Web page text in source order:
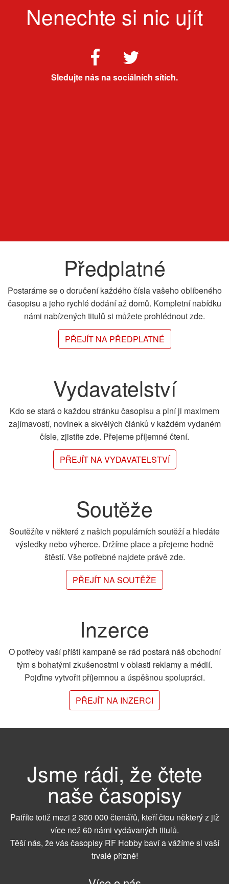
Nenechte si nic ujít
Sledujte nás na sociálních sítích.
Předplatné
Postaráme se o doručení každého čísla vašeho oblíbeného
časopisu a jeho rychlé dodání až domů. Kompletní nabídku
námi nabízených titulů si můžete prohlédnout zde.
PŘEJÍT NA PŘEDPLATNÉ
Vydavatelství
Kdo se stará o každou stránku časopisu a plní ji maximem
zajímavostí, novinek a skvělých článků v každém vydaném
čísle, zjistíte zde. Přejeme příjemné čtení.
PŘEJÍT NA VYDAVATELSTVÍ
Soutěže
Soutěžíte v některé z našich populárních soutěží a hledáte
výsledky nebo výherce. Držíme place a přejeme hodně
štěstí. Vše potřebné najdete právě zde.
PŘEJÍT NA SOUTĚŽE
Inzerce
O potřeby vaší příští kampaně se rád postará náš obchodní
tým s bohatými zkušenostmi v oblasti reklamy a médií.
Pojďme vytvořit příjemnou a úspěšnou spolupráci.
PŘEJÍT NA INZERCI
Jsme rádi, že čtete
naše časopisy
Patříte totiž mezi 2 300 000 čtenářů, kteří čtou některý z již
více než 60 námi vydávaných titulů.
Těší nás, že vás časopisy RF Hobby baví a vážíme si vaší
trvalé přízně!